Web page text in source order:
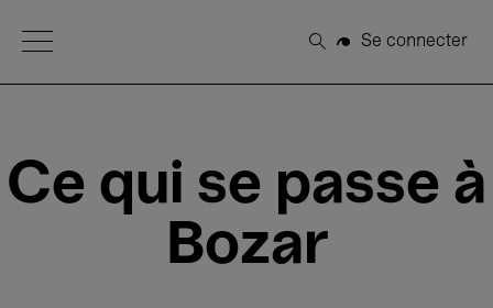
Open Menu
Rechercher
Se connecter
Ce qui se passe à
Bozar